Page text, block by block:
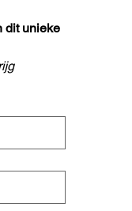
dit unieke